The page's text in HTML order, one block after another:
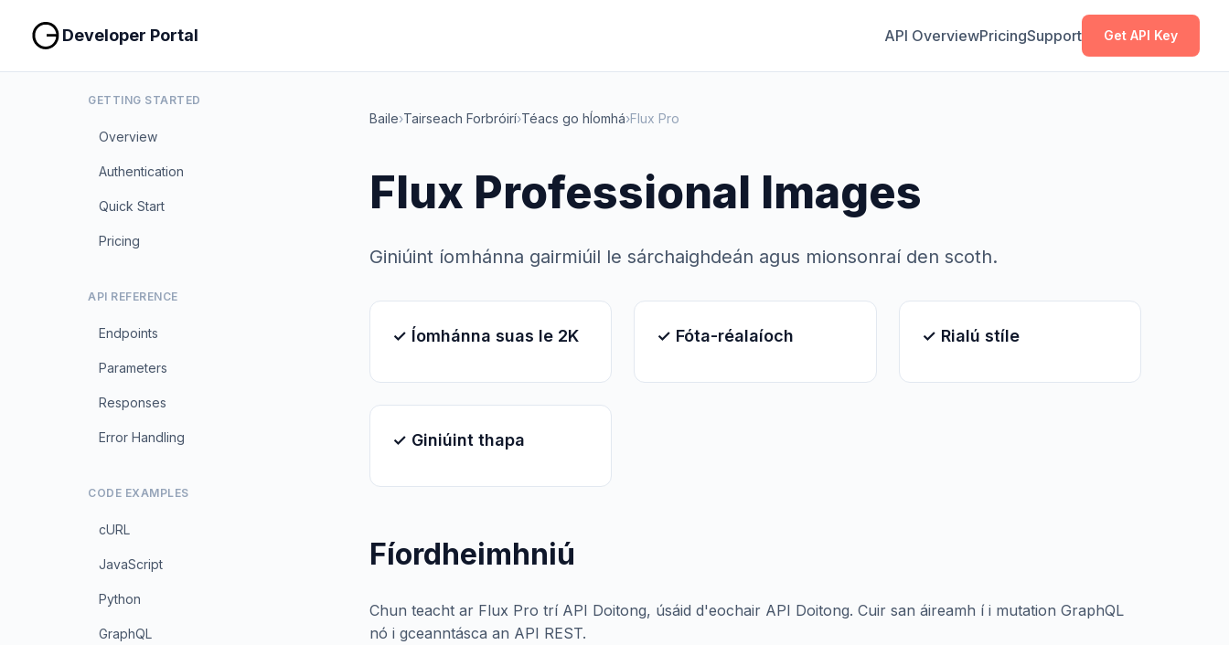
Developer Portal API OverviewPricingSupport Get API Key
GETTING STARTED
Overview
Authentication
Quick Start
Pricing
API REFERENCE
Endpoints
Parameters
Responses
Error Handling
CODE EXAMPLES
cURL
JavaScript
Python
GraphQL
Baile›Tairseach Forbróirí›Téacs go hÍomhá›Flux Pro
Flux Professional Images
Giniúint íomhánna gairmiúil le sárchaighdeán agus mionsonraí den scoth.
✓ Íomhánna suas le 2K ✓ Fóta-réalaíoch ✓ Rialú stíle
✓ Giniúint thapa
Fíordheimhniú
Chun teacht ar Flux Pro trí API Doitong, úsáid d'eochair API Doitong. Cuir san áireamh í i mutation GraphQL
nó i gceanntásca an API REST.
Cóipeáil
Cóipeáil